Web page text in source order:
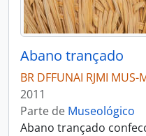
Abano trançado
BR DFFUNAI RJMI MUS-
2011
Parte de Museológico
Abano trançado